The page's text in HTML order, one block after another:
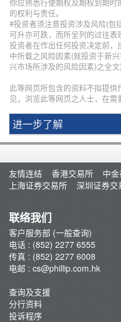
的权利与责任。
#投资者须注意投资涉及风险(包
可升亦可跌，而所呈列的过往表
投资者在作出任何投资决定前
中所载之风险因素(就投资于新
兴市场所涉及的风险因素)之全文)
此等网页所包含的资料不拟提
见，浏览此等网页之人士，在需
进一步了解
辉立简介
分行资料
招聘人才
辉立通讯
新聞稿
友情连结
香港交易所 中
上海证券交易所
深圳证券交
联络我们
客户服务部 (一般查询)
电话 : (852) 2277 6555
传真 : (852) 2277 6008
电邮 : cs@phillip.com.hk
查询及支援
分行资料
投诉程序